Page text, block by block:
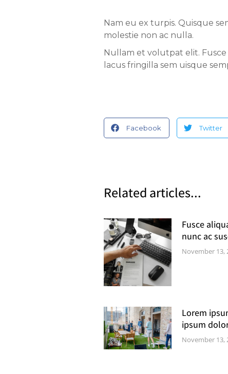
Nam eu ex turpis. Quisque
molestie non ac nulla.
Nullam et volutpat elit.
lacus fringilla sem uisque
Facebook Twitter
Related articles...
Fusce
nunc ac
November 13,
Lorem
ipsum
November 13,